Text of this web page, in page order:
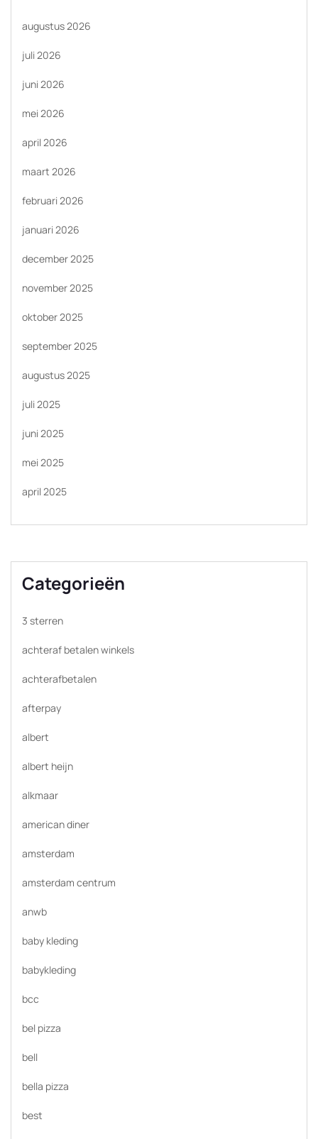
augustus 2026
juli 2026
juni 2026
mei 2026
april 2026
maart 2026
februari 2026
januari 2026
december 2025
november 2025
oktober 2025
september 2025
augustus 2025
juli 2025
juni 2025
mei 2025
april 2025
Categorieën
3 sterren
achteraf betalen winkels
achterafbetalen
afterpay
albert
albert heijn
alkmaar
american diner
amsterdam
amsterdam centrum
anwb
baby kleding
babykleding
bcc
bel pizza
bell
bella pizza
best